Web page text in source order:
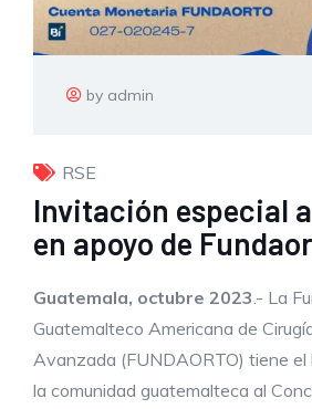
by admin
RSE
Invitación especial
en apoyo de
Guatemala, octubre 2023.- La
Guatemalteco Americana de
Avanzada (FUNDAORTO) tiene el
la comunidad guatemalteca al